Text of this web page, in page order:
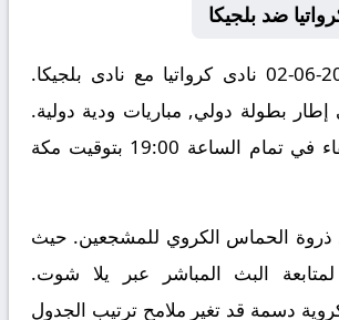
ضد بلجيكا
يلتقى اليوم 2026-06-02 نادى كرواتيا مع نادى بلجيكا.
إطار بطولة دولي, مباريات ودية دولية.
وتبدأ أحداث اللقاء في تمام الساعة 19:00 بتوقيت مكة
ذروة الحماس الكروي للمشجعين. حيث
لمتابعة البث المباشر عبر يلا شوت.
دسمة قد تغير ملامح ترتيب الجدول